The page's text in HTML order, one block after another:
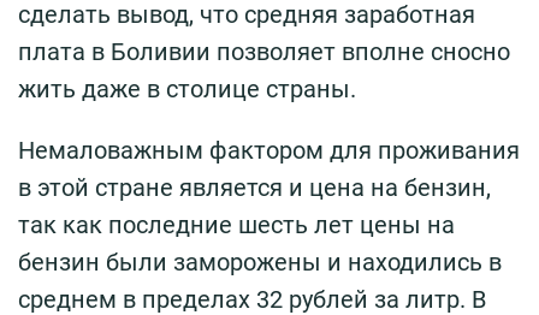
сделать вывод, что средняя заработная
плата в Боливии позволяет вполне сносно
жить даже в столице страны.
Немаловажным фактором для проживания
в этой стране является и цена на бензин,
так как последние шесть лет цены на
бензин были заморожены и находились в
среднем в пределах 32 рублей за литр. В